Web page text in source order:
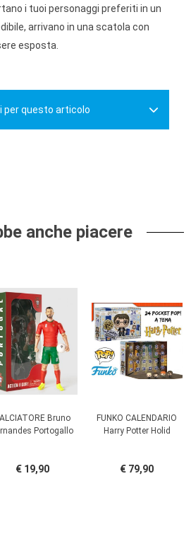
i tuoi personaggi preferiti in un
arrivano in una scatola con
esposta.
per questo articolo
anche piacere
Bruno
Portogallo
€ 19,90
FUNKO CALENDARIO
Harry Potter Holid
€ 79,90